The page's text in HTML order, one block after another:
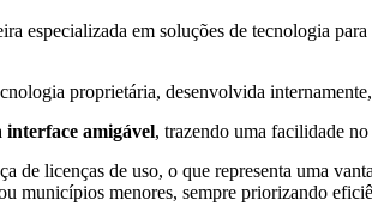
especializada em soluções de tecnologia
proprietária, desenvolvida
interface amigável, trazendo uma facilidade
de licenças de uso, o que representa uma
municípios menores, sempre priorizando